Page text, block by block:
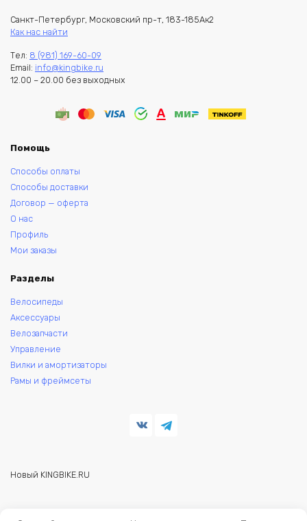
Санкт-Петербург, Московский пр-т, 183-185Ак2
Как нас найти
Тел: 8 (981) 169-60-09
Email: info@kingbike.ru
12.00 – 20.00 без выходных
Помощь
Способы оплаты
Способы доставки
Договор — оферта
О нас
Профиль
Мои заказы
Разделы
Велосипеды
Аксессуары
Велозапчасти
Управление
Вилки и амортизаторы
Рамы и фреймсеты
Новый KINGBIKE.RU